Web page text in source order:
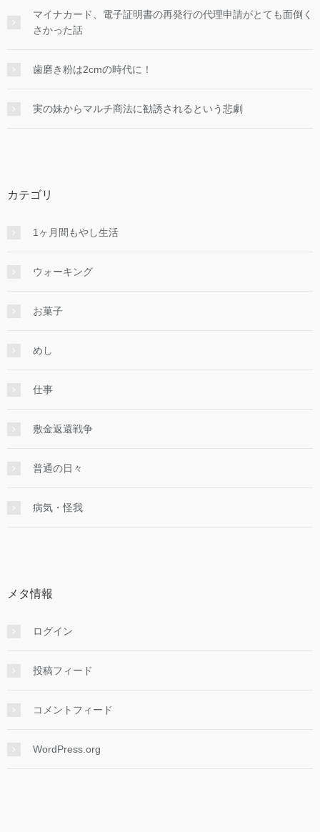
マイナカード、電子証明書の再発行の代理申請がとても面倒く
さかった話
歯磨き粉は2cmの時代に！
実の妹からマルチ商法に勧誘されるという悲劇
カテゴリ
1ヶ月間もやし生活
ウォーキング
お菓子
めし
仕事
敷金返還戦争
普通の日々
病気・怪我
メタ情報
ログイン
投稿フィード
コメントフィード
WordPress.org